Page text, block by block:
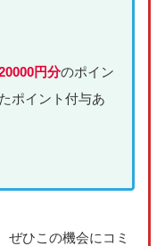
円分のポイン
ポイント付与あ
ぜひこの機会にコミ